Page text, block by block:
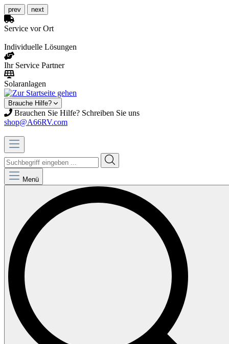
prev next
Service vor Ort
Individuelle Lösungen
Ihr Service Partner
Solaranlagen
Brauche Hilfe?
Brauchen Sie Hilfe? Schreiben Sie uns
shop@A66RV.com
Menü